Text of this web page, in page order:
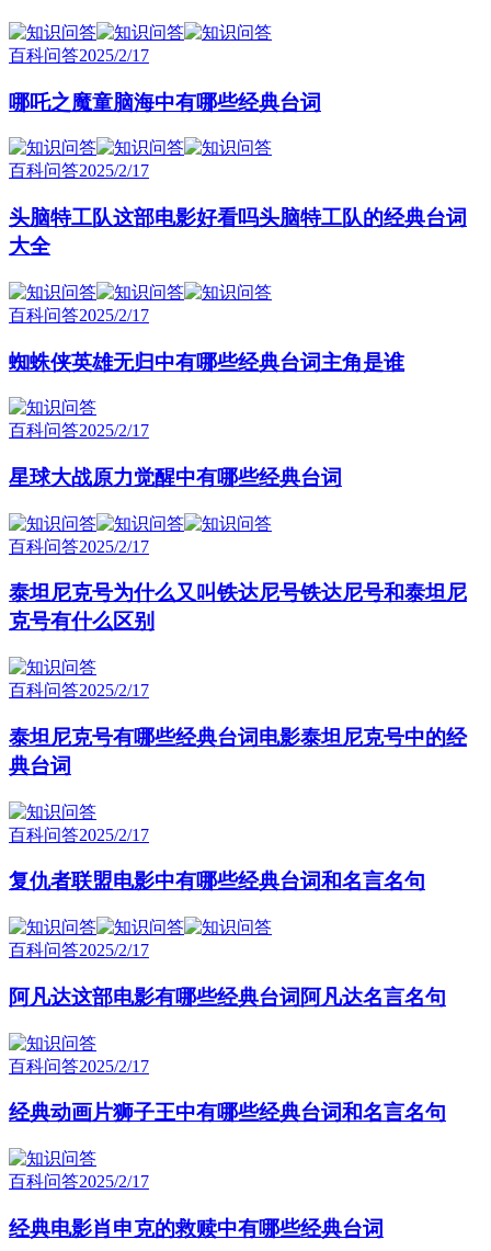
百科问答2025/2/17
哪吒之魔童脑海中有哪些经典台词
百科问答2025/2/17
头脑特工队这部电影好看吗头脑特工队的经典台词
大全
百科问答2025/2/17
蜘蛛侠英雄无归中有哪些经典台词主角是谁
百科问答2025/2/17
星球大战原力觉醒中有哪些经典台词
百科问答2025/2/17
泰坦尼克号为什么又叫铁达尼号铁达尼号和泰坦尼
克号有什么区别
百科问答2025/2/17
泰坦尼克号有哪些经典台词电影泰坦尼克号中的经
典台词
百科问答2025/2/17
复仇者联盟电影中有哪些经典台词和名言名句
百科问答2025/2/17
阿凡达这部电影有哪些经典台词阿凡达名言名句
百科问答2025/2/17
经典动画片狮子王中有哪些经典台词和名言名句
百科问答2025/2/17
经典电影肖申克的救赎中有哪些经典台词